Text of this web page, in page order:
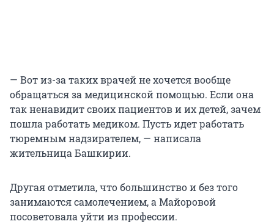
— Вот из-за таких врачей не хочется вообще
обращаться за медицинской помощью. Если она
так ненавидит своих пациентов и их детей, зачем
пошла работать медиком. Пусть идет работать
тюремным надзирателем, — написала
жительница Башкирии.
Другая отметила, что большинство и без того
занимаются самолечением, а Майоровой
посоветовала уйти из профессии.